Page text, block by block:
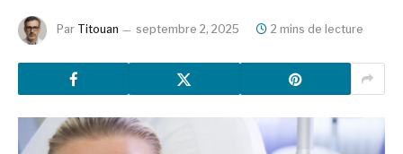
Par Titouan septembre 2, 2025 2 mins de lecture